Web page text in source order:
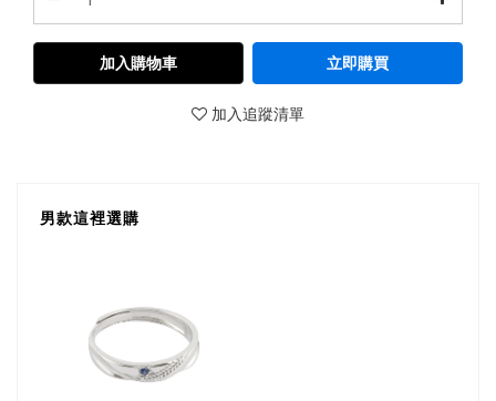
加入購物車 立即購買
加入追蹤清單
男款這裡選購